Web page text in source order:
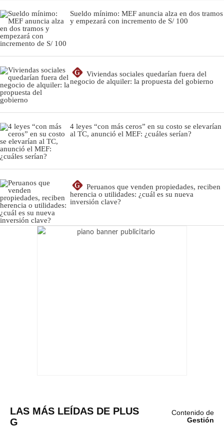
Sueldo mínimo: MEF anuncia alza en dos tramos
y empezará con incremento de S/ 100
G
Viviendas sociales quedarían fuera del
negocio de alquiler: la propuesta del gobierno
4 leyes “con más ceros” en su costo se elevarían
al TC, anunció el MEF: ¿cuáles serían?
G
Peruanos que venden propiedades, reciben
herencia o utilidades: ¿cuál es su nueva
inversión clave?
LAS MÁS LEÍDAS DE PLUS
G
Contenido de
Gestión